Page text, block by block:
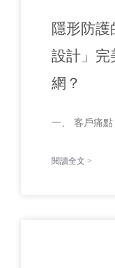
隱形防
設計」完
網？
一、 客戶痛
閱讀全文 >